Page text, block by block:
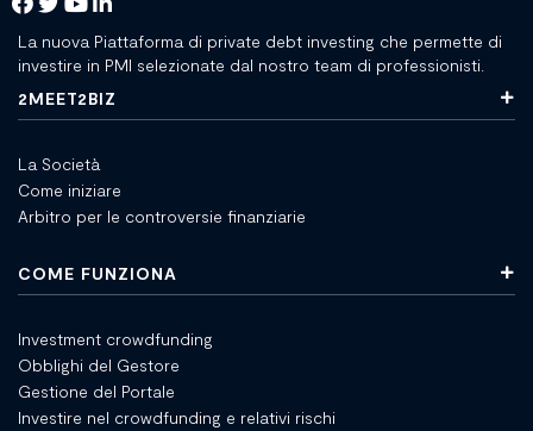
La nuova Piattaforma di private debt investing che permette di
investire in PMI selezionate dal nostro team di professionisti.
2MEET2BIZ
La Società
Come iniziare
Arbitro per le controversie finanziarie
COME FUNZIONA
Investment crowdfunding
Obblighi del Gestore
Gestione del Portale
Investire nel crowdfunding e relativi rischi